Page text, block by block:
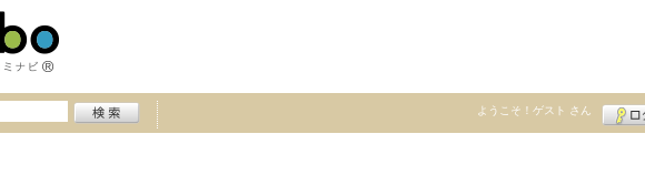
ようこそ！ ゲスト さん